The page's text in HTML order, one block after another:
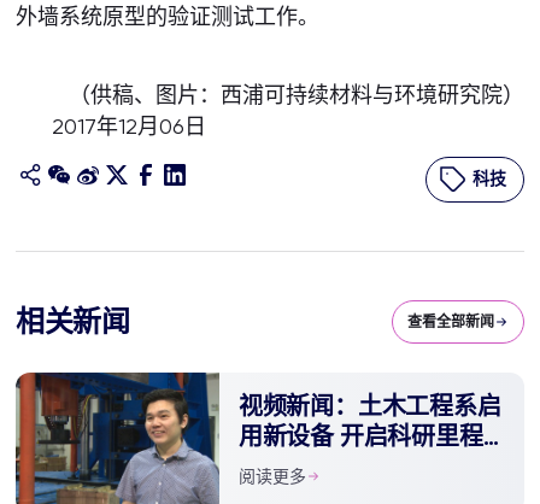
外墙系统原型的验证测试工作。
（供稿、图片：西浦可持续材料与环境研究院）
2017年12月06日
科技
相关新闻 查看全部新闻
视频新闻：土木工程系启
用新设备 开启科研里程
碑
阅读更多